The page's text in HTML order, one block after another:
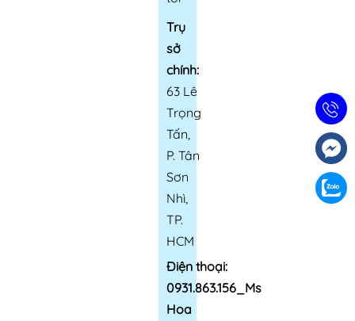
Trụ
sở
chính:
63 Lê
Trọng
Tấn,
P. Tân
Sơn
Nhì,
TP.
HCM
Điện thoại:
0931.863.156_Ms
Hoa